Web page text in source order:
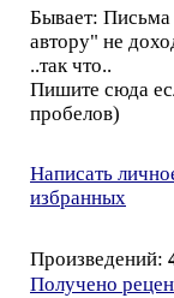
Бывает: Письма
автору" не
..так что..
Пишите сюда
пробелов)
Написать
избранных
Произведений:
Получено